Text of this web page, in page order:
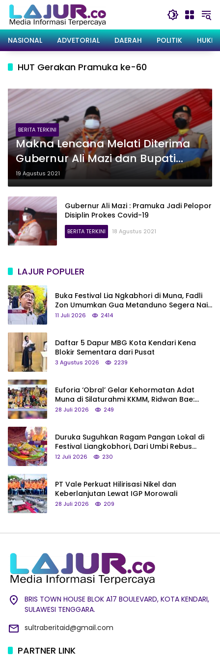
Langsung
konten
NASIONAL
ADVETORIAL DAERAH POLITIK
HUT Gerakan Pramuka ke-60
BERITA TERKINI
Makna Lencana Melati Diterima
Gubernur Ali Mazi dan Bupati
Rusman Emba di HUT Pramuka
ke-60
19 Agustus 2021
Gubernur Ali Mazi : Pramuka Jadi Pelopor
Disiplin Prokes Covid-19
BERITA TERKINI 18 Agustus 2021
LAJUR POPULER
Buka Festival Lia Ngkabhori di Muna, Fadli
Zon Umumkan Gua Metanduno Segera Naik
Status Jadi Cagar Budaya Nasional
11 Juli 2026 2414
Daftar 5 Dapur MBG Kota Kendari Kena
Blokir Sementara dari Pusat
3 Agustus 2026 2239
Euforia ‘Obral’ Gelar Kehormatan Adat
Muna di Silaturahmi KKMM, Ridwan Bae:
Saya Bukan Tipe Begitu, Belum Pantas!
28 Juli 2026 249
Duruka Suguhkan Ragam Pangan Lokal di
Festival Liangkobhori, Dari Umbi Rebus
hingga Tumpeng Beras Muna
12 Juli 2026 230
PT Vale Perkuat Hilirisasi Nikel dan
Keberlanjutan Lewat IGP Morowali
28 Juli 2026 209
BRIS TOWN HOUSE BLOK A17 BOULEVARD, KOTA KENDARI,
SULAWESI TENGGARA.
sultraberitaid@gmail.com
PARTNER LINK